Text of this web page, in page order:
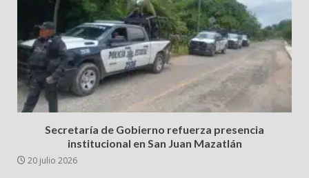
Secretaría de Gobierno refuerza presencia
institucional en San Juan Mazatlán
20 julio 2026